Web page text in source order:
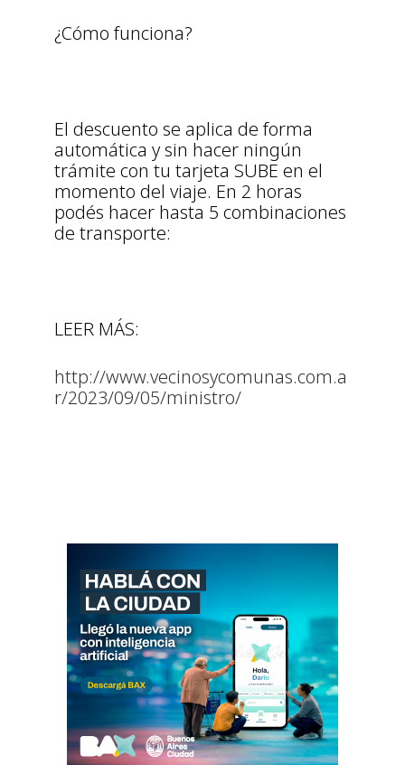
¿Cómo funciona?
El descuento se aplica de forma
automática y sin hacer ningún
trámite con tu tarjeta SUBE en el
momento del viaje. En 2 horas
podés hacer hasta 5 combinaciones
de transporte:
LEER MÁS:
http://www.vecinosycomunas.com.a
r/2023/09/05/ministro/